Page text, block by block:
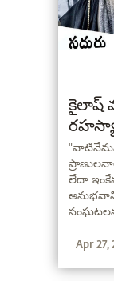
కైలాష్
ప్రాణులనాలా,
లేదా
చెందినవి
Apr 27,